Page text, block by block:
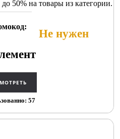
50% на товары из категории.
Не нужен
57